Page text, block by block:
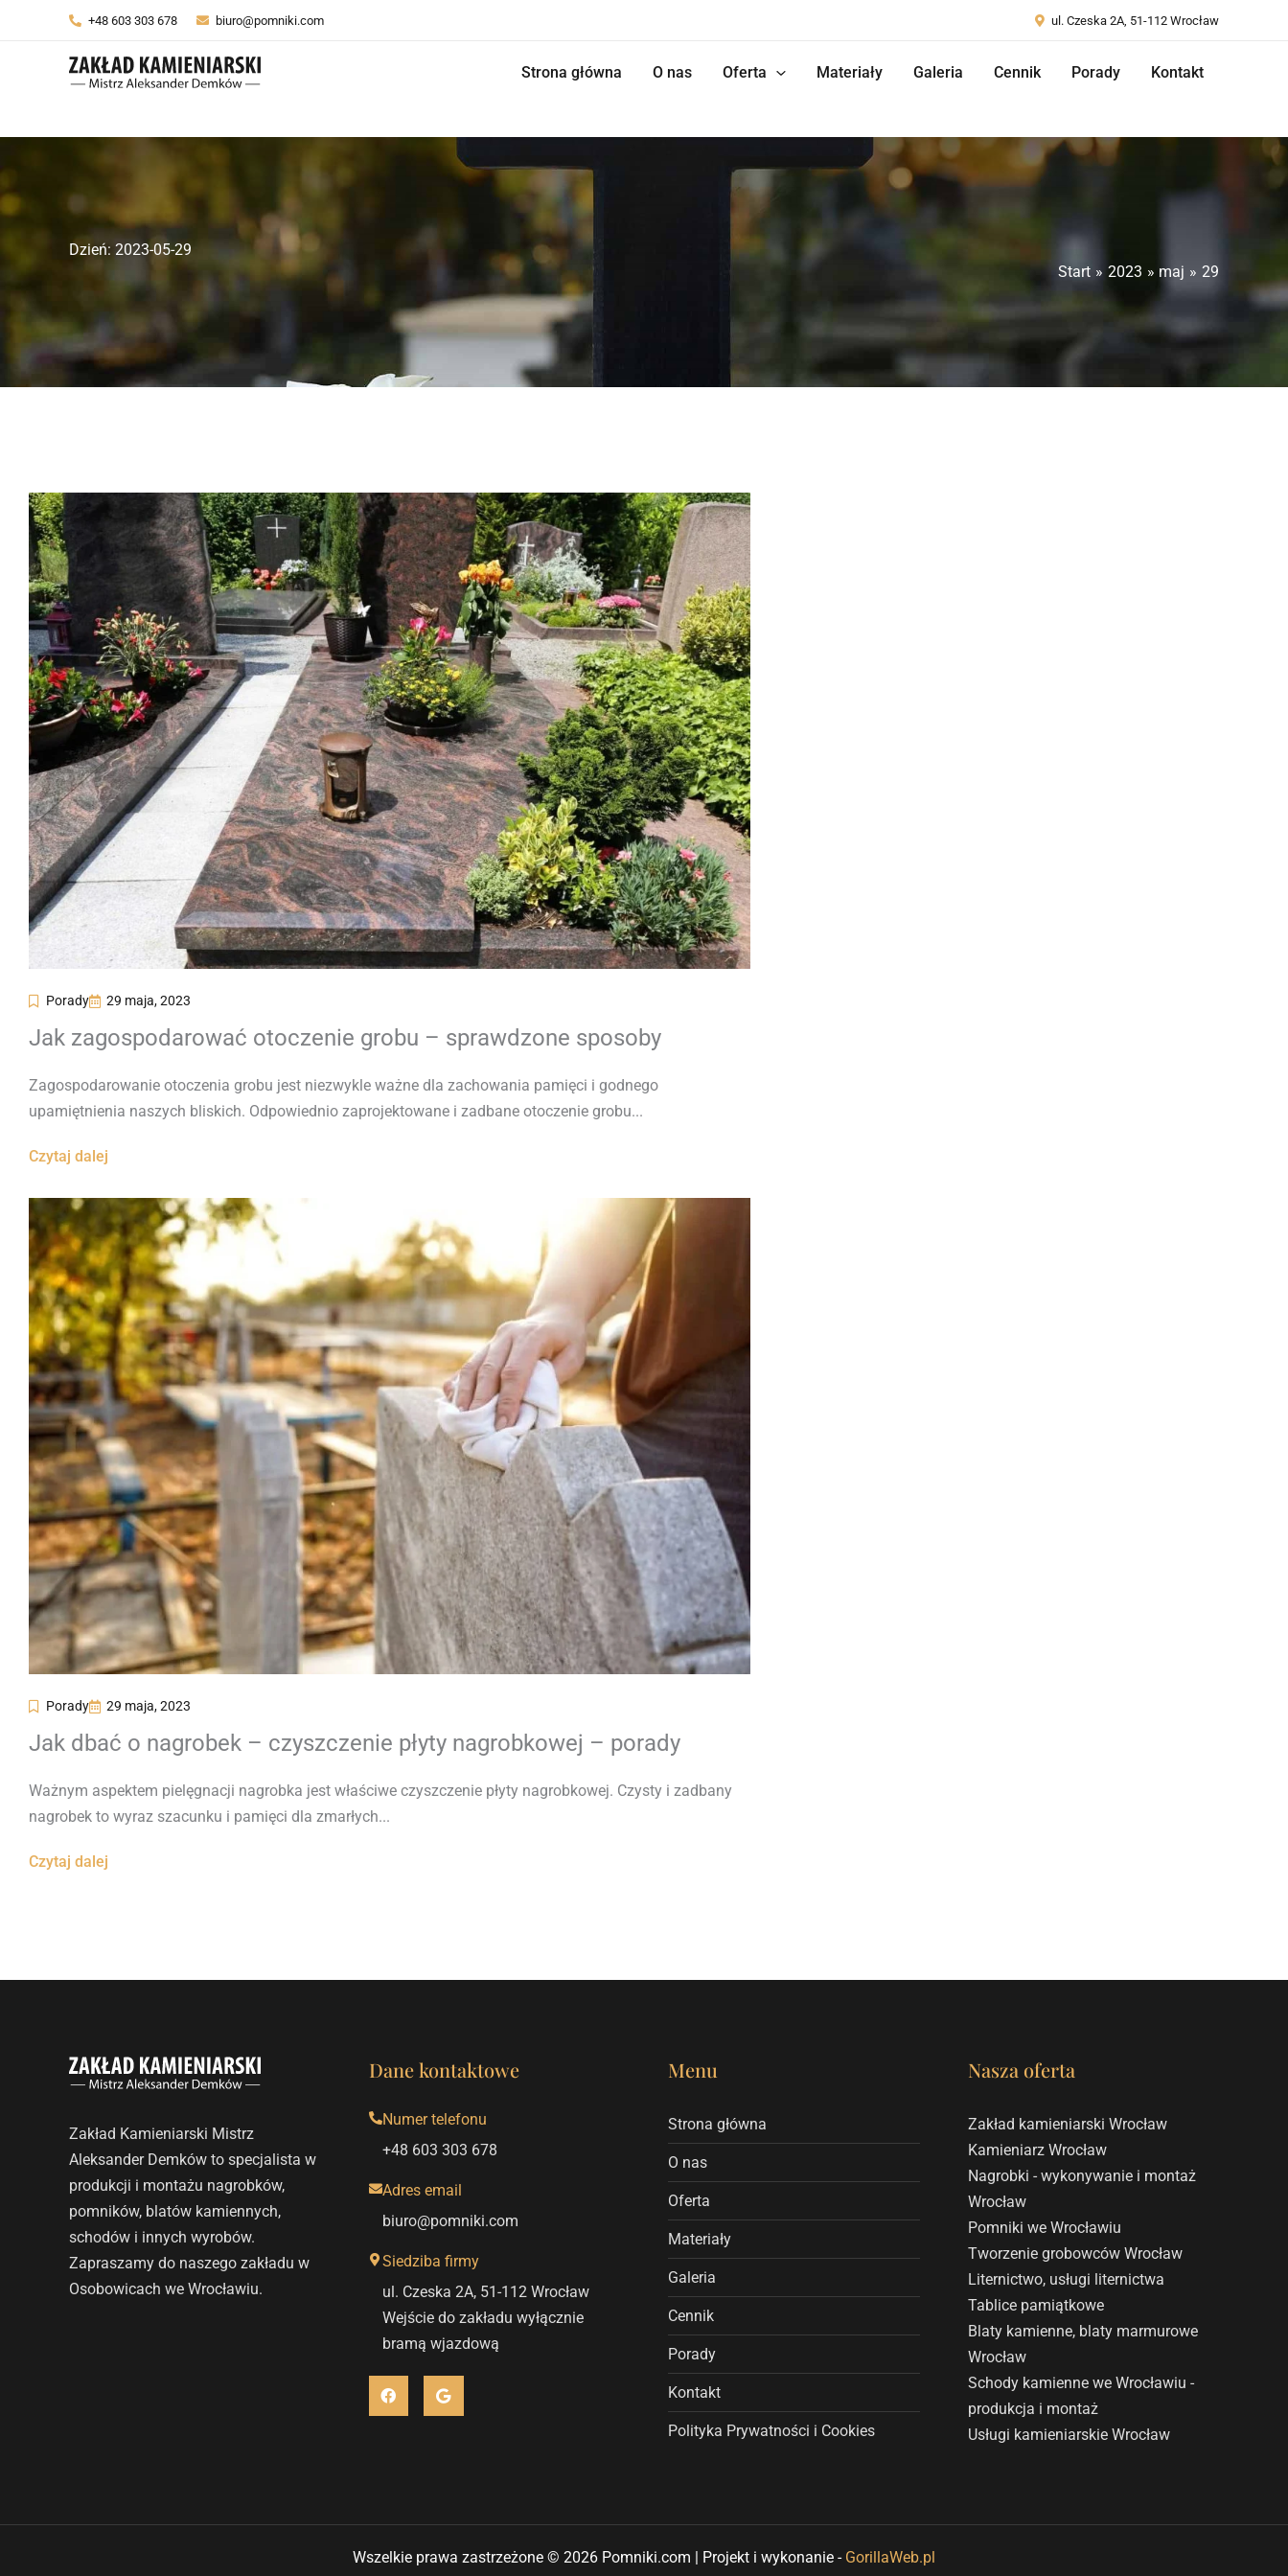
+48 603 303 678 biuro@pomniki.com ul. Czeska 2A, 51-112 Wrocław
Strona główna O nas Oferta Materiały Galeria Cennik Porady Kontakt
Dzień: 2023-05-29
Start
2023 maj 29
Porady 29 maja, 2023
Jak zagospodarować otoczenie grobu – sprawdzone sposoby
Zagospodarowanie otoczenia grobu jest niezwykle ważne dla zachowania pamięci i godnego
upamiętnienia naszych bliskich. Odpowiednio zaprojektowane i zadbane otoczenie grobu...
Czytaj dalej
Porady 29 maja, 2023
Jak dbać o nagrobek – czyszczenie płyty nagrobkowej – porady
Ważnym aspektem pielęgnacji nagrobka jest właściwe czyszczenie płyty nagrobkowej. Czysty i zadbany
nagrobek to wyraz szacunku i pamięci dla zmarłych...
Czytaj dalej
Zakład Kamieniarski Mistrz
Aleksander Demków to specjalista w
produkcji i montażu nagrobków,
pomników, blatów kamiennych,
schodów i innych wyrobów.
Zapraszamy do naszego zakładu w
Osobowicach we Wrocławiu.
Dane kontaktowe
Numer telefonu
+48 603 303 678
Adres email
biuro@pomniki.com
Siedziba firmy
ul. Czeska 2A, 51-112 Wrocław
Wejście do zakładu wyłącznie
bramą wjazdową
a
c
o
o
Menu
Strona główna
O nas
Oferta
Materiały
Galeria
Cennik
Porady
Kontakt
Polityka Prywatności i Cookies
Nasza oferta
Zakład kamieniarski Wrocław
Kamieniarz Wrocław
Nagrobki - wykonywanie i montaż
Wrocław
Pomniki we Wrocławiu
Tworzenie grobowców Wrocław
Liternictwo, usługi liternictwa
Tablice pamiątkowe
Blaty kamienne, blaty marmurowe
Wrocław
Schody kamienne we Wrocławiu -
produkcja i montaż
Usługi kamieniarskie Wrocław
Wszelkie prawa zastrzeżone © 2026 Pomniki.com | Projekt i wykonanie -GorillaWeb.pl